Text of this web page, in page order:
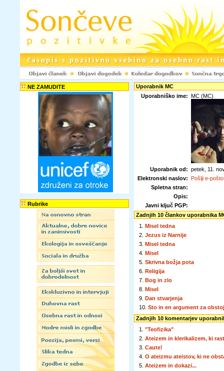
NE ZAMUDITE
Rubrike
Uporabnik MC
Uporabniško ime: MC (MC)
Uporabnik od: petek, 11.
Elektronski naslov: Pošlji e-pošto
Spletna stran:
Opis:
Javni ključ PGP:
Zadnjih 10 člankov uporabnika
1. Misel tedna
2. Jezus iz Narnije
3. Misel tedna
4. Misel
5. Skrivna božja pota
6. Religija
7. Bog in zlo
8. Misel
9. Dan stvarjenja
10. Sto in en argument za
Zadnjih 10 komentarjev
1. "Teofizika"
2. Ateizem in klerikalizem, ki
3. Caute!
4. O ateizmu ateistov, ki ne
5. Ateizem in dokazi...